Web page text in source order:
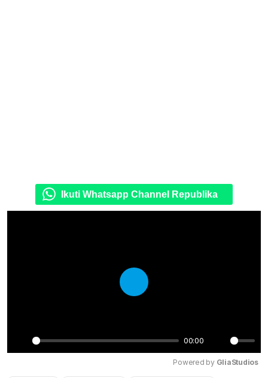
Ikuti Whatsapp Channel Republika
Play
00:00
Mute
Play
Powered by GliaStudios